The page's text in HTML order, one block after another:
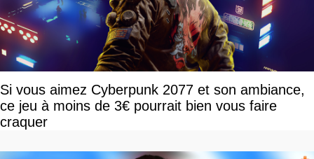
Si vous aimez Cyberpunk 2077 et son ambiance,
ce jeu à moins de 3€ pourrait bien vous faire
craquer